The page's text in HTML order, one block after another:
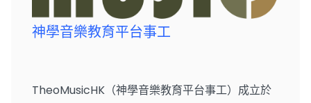
神學音樂教育平台事工
TheoMusicHK（神學音樂教育平台事工）成立於